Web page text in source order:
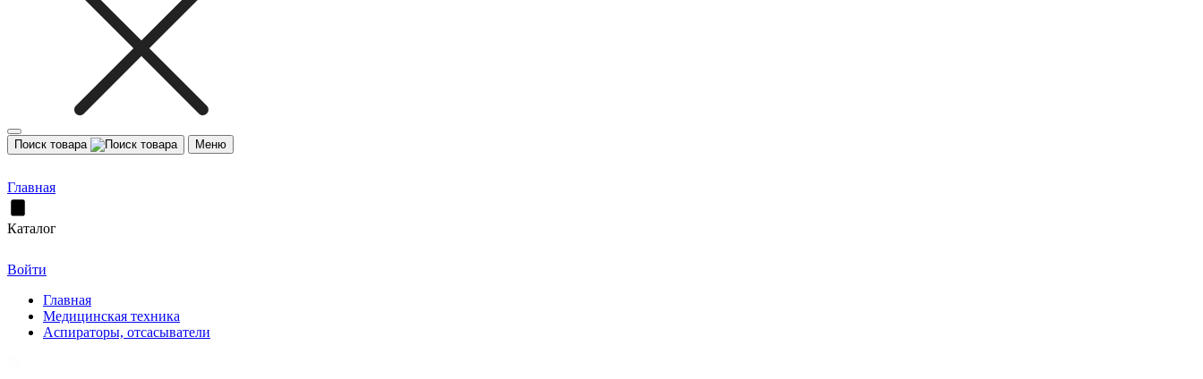
Поиск товара Меню
Главная
Каталог
Войти
Главная
Медицинская техника
Аспираторы, отсасыватели